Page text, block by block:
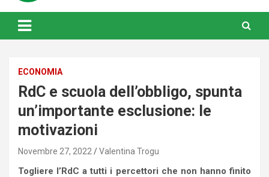
www.economiablog.it
ECONOMIA
RdC e scuola dell’obbligo, spunta
un’importante esclusione: le
motivazioni
Novembre 27, 2022 Valentina Trogu
Togliere l’RdC a tutti i percettori che non hanno finito